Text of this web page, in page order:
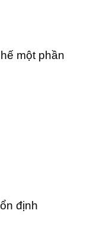
một phần
định